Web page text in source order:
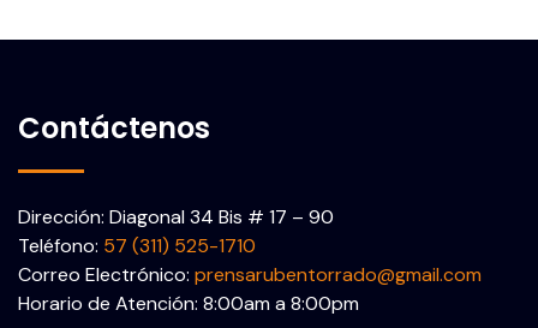
Contáctenos
Dirección: Diagonal 34 Bis # 17 – 90
Teléfono: 57 (311) 525-1710
Correo Electrónico: prensarubentorrado@gmail.com
Horario de Atención: 8:00am a 8:00pm